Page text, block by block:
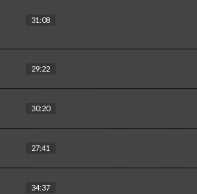
31:08
29:22
30:20
27:41
34:37